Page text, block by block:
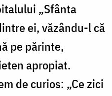
„Sfânta
ei, văzându-l că
pe părinte,
apropiat.
de curios: „Ce zici